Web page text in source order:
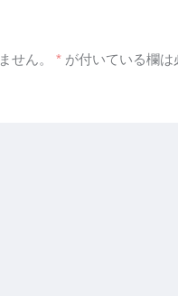
せん。 * が付いている欄は